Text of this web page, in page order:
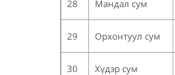
28 Мандал сум
29 Орхонтуул сум
30 Хүдэр сум